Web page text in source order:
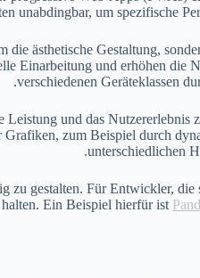
unabdingbar, um spezifische
ästhetische Gestaltung,
Einarbeitung und erhöhen die
verschiedenen Geräteklassen
und das
zum Beispiel durch
unterschiedlichen
gestalten. Für Entwickler,
halten. Ein Beispiel hierfür ist